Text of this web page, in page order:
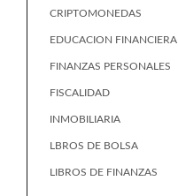
CRIPTOMONEDAS
EDUCACION FINANCIERA
FINANZAS PERSONALES
FISCALIDAD
INMOBILIARIA
LBROS DE BOLSA
LIBROS DE FINANZAS